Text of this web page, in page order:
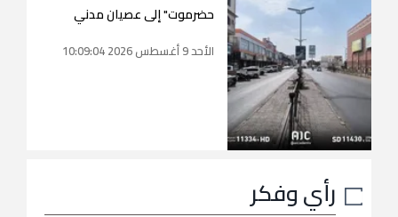
حضرموت" إلى عصيان مدني
الأحد 9 أغسطس 2026 10:09:04
رأي وفكر